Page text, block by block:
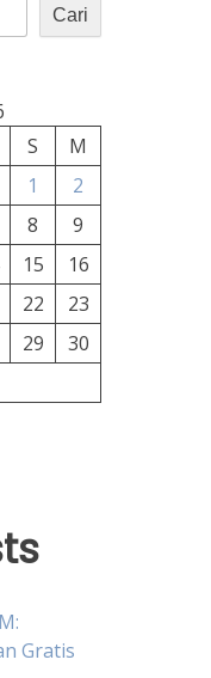
Cari
S
M
1
2
8
9
15
16
22
23
29
30
Gratis